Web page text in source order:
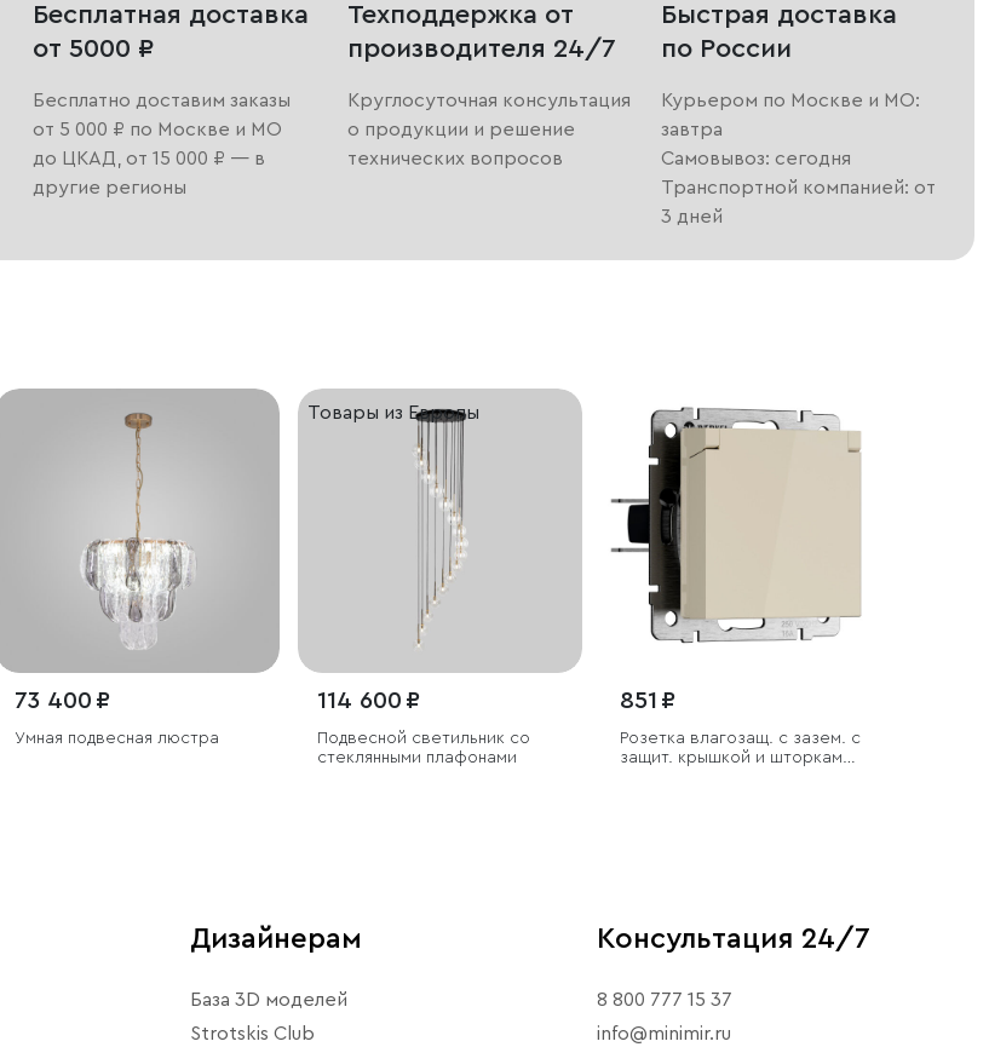
Бесплатная доставка
от 5000 ₽
Бесплатно доставим заказы
от 5 000 ₽ по Москве и МО
до ЦКАД, от 15 000 ₽ — в
другие регионы
Техподдержка от
производителя 24/7
Круглосуточная консультация
о продукции и решение
технических вопросов
Быстрая доставка
по России
Курьером по Москве и МО:
завтра
Самовывоз: сегодня
Транспортной компанией: от
3 дней
73 400 ₽
Умная подвесная люстра
Товары из Европы
114 600 ₽
Подвесной светильник со
стеклянными плафонами
851 ₽
Розетка влагозащ. с зазем. с
защит. крышкой и шторками
Дизайнерам
База 3D моделей
Strotskis Club
Консультация 24/7
8 800 777 15 37
info@minimir.ru